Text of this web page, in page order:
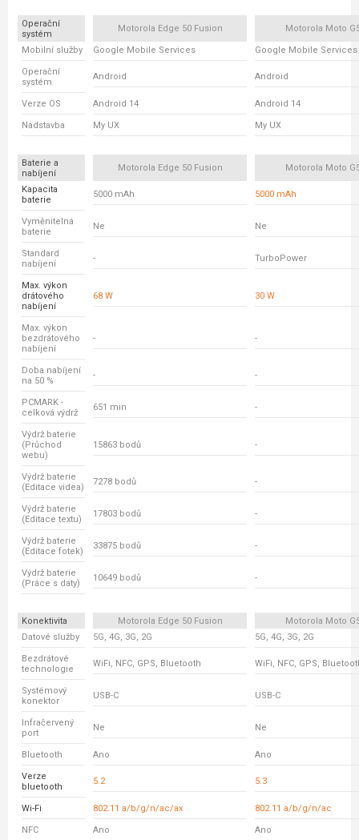
Operační
systém
Motorola Edge 50 Fusion Motorola Moto
Mobilní služby Google Mobile Services Google Mobile Services
Operační
systém
Android Android
Verze OS Android 14 Android 14
Nadstavba My UX My UX
Baterie a
nabíjení
Motorola Edge 50 Fusion Motorola Moto
Kapacita
baterie
5000 mAh 5000 mAh
Vyměnitelná
baterie
Ne Ne
Standard
nabíjení
- TurboPower
Max. výkon
drátového
nabíjení
68 W 30 W
Max. výkon
bezdrátového
nabíjení
- -
Doba nabíjení
na 50 %
- -
PCMARK -
celková výdrž
651 min -
Výdrž baterie
(Průchod
webu)
15863 bodů -
Výdrž baterie
(Editace videa)
7278 bodů -
Výdrž baterie
(Editace textu)
17803 bodů -
Výdrž baterie
(Editace fotek)
33875 bodů -
Výdrž baterie
(Práce s daty)
10649 bodů -
Konektivita Motorola Edge 50 Fusion
Motorola Moto
Datové služby
5G, 4G, 3G, 2G 5G, 4G, 3G, 2G
Bezdrátové
technologie
WiFi, NFC, GPS, Bluetooth WiFi, NFC, GPS,
Systémový
konektor
USB-C USB-C
Infračervený
port
Ne Ne
Bluetooth Ano Ano
Verze
bluetooth
5.2 5.3
Wi-Fi 802.11 a/b/g/n/ac/ax 802.11 a/b/g/n/ac
NFC Ano Ano